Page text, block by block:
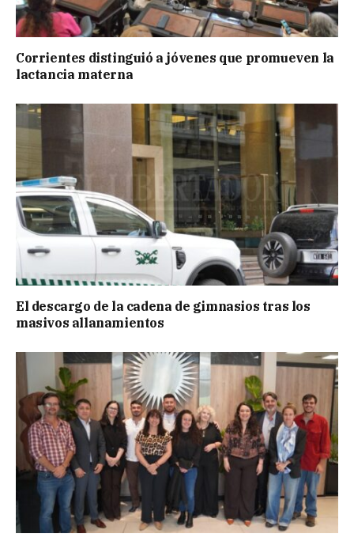
Corrientes distinguió a jóvenes que promueven la
lactancia materna
El descargo de la cadena de gimnasios tras los
masivos allanamientos